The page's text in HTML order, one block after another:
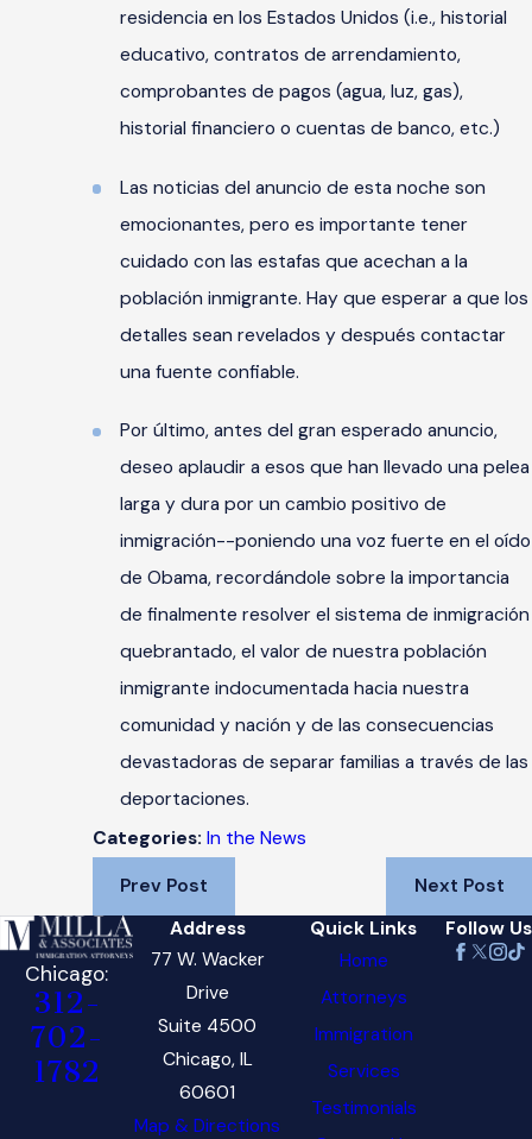
residencia en los Estados Unidos (i.e., historial
educativo, contratos de arrendamiento,
comprobantes de pagos (agua, luz, gas),
historial financiero o cuentas de banco, etc.)
Las noticias del anuncio de esta noche son
emocionantes, pero es importante tener
cuidado con las estafas que acechan a la
población inmigrante. Hay que esperar a que los
detalles sean revelados y después contactar
una fuente confiable.
Por último, antes del gran esperado anuncio,
deseo aplaudir a esos que han llevado una pelea
larga y dura por un cambio positivo de
inmigración--poniendo una voz fuerte en el oído
de Obama, recordándole sobre la importancia
de finalmente resolver el sistema de inmigración
quebrantado, el valor de nuestra población
inmigrante indocumentada hacia nuestra
comunidad y nación y de las consecuencias
devastadoras de separar familias a través de las
deportaciones.
Categories: In the News
Prev Post Next Post
Chicago:
312-
702-
1782
Address
77 W. Wacker
Drive
Suite 4500
Chicago, IL
60601
Map & Directions
Quick Links
Home
Attorneys
Immigration
Services
Testimonials
Follow Us